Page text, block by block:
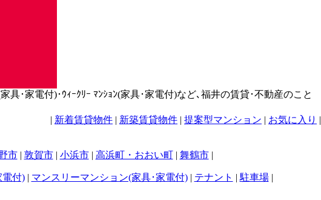
･家電付)･ｳｨｰｸﾘｰ ﾏﾝｼｮﾝ(家具･家電付)など､福井の賃貸･不動産のこと
| 新着賃貸物件 | 新築賃貸物件 | 提案型マンション | お気に入り |
市| 敦賀市| 小浜市| 高浜町・おおい町| 舞鶴市|
電付)| マンスリーマンション(家具･家電付)| テナント | 駐車場|